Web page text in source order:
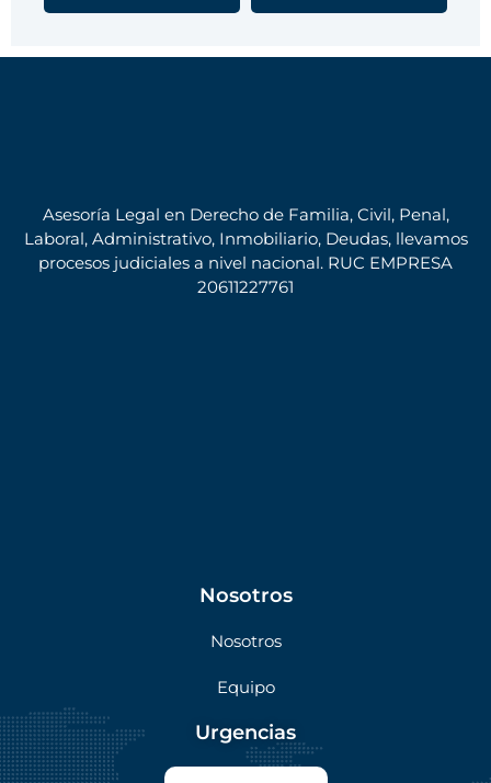
Asesoría Legal en Derecho de Familia, Civil, Penal,
Laboral, Administrativo, Inmobiliario, Deudas, llevamos
procesos judiciales a nivel nacional. RUC EMPRESA
20611227761
Nosotros
Nosotros
Equipo
Urgencias